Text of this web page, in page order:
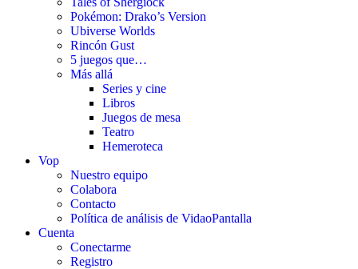
Pokémon: Drako’s Version
Ubiverse Worlds
Rincón Gust
5 juegos que…
Más allá
Series y cine
Libros
Juegos de mesa
Teatro
Hemeroteca
Vop
Nuestro equipo
Colabora
Contacto
Política de análisis de VidaoPantalla
Cuenta
Conectarme
Registro